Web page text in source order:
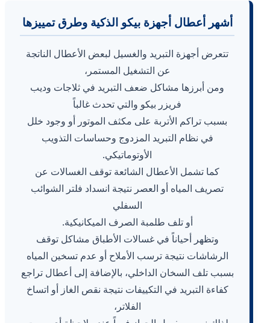
أشهر أعطال أجهزة بيكو الذكية وطرق تمييزها
تتعرض أجهزة التبريد والغسيل لبعض الأعطال الناتجة
عن التشغيل المستمر،
ومن أبرزها مشاكل ضعف التبريد في ثلاجات وديب
فريزر بيكو والتي تحدث غالباً
بسبب تراكم الأتربة على مكثف الموتور أو وجود خلل
في نظام التبريد المزدوج وحساسات التذويب
الأوتوماتيكي.
كما تشمل الأعطال الشائعة توقف الغسالات عن
تصريف المياه أو العصر نتيجة انسداد فلتر الشوائب
السفلي
أو تلف طلمبة الصرف الميكانيكية.
وتظهر أحياناً في غسالات الأطباق مشاكل توقف
الرشاشات نتيجة ترسب الأملاح أو عدم تسخين المياه
بسبب تلف السخان الداخلي، بالإضافة إلى أعطال تراجع
كفاءة التبريد في التكييفات نتيجة نقص الغاز أو اتساخ
الفلاتر،